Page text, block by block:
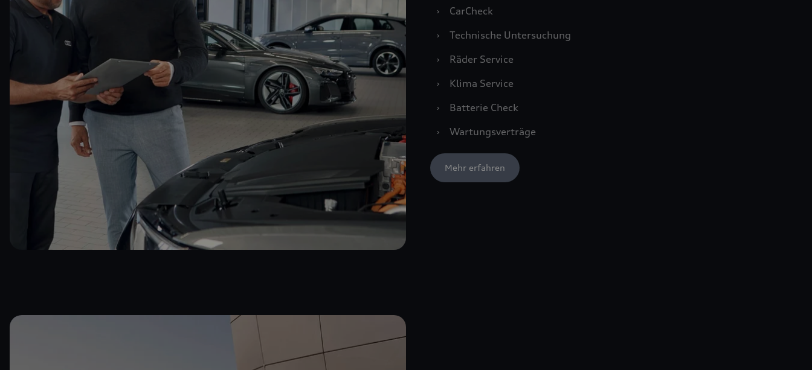
›
CarCheck
›
Technische Untersuchung
›
Räder Service
›
Klima Service
›
Batterie Check
›
Wartungsverträge
Mehr erfahren